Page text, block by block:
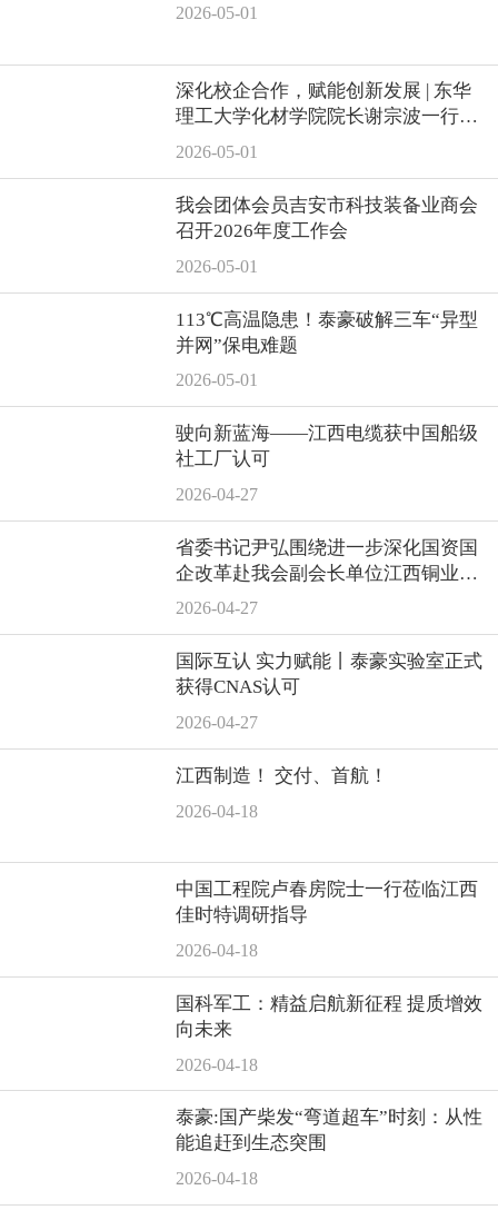
2026-05-01
深化校企合作，赋能创新发展 | 东华
理工大学化材学院院长谢宗波一行莅
临吉安鑫泰开展产学研对接调研
2026-05-01
我会团体会员吉安市科技装备业商会
召开2026年度工作会
2026-05-01
113℃高温隐患！泰豪破解三车“异型
并网”保电难题
2026-05-01
驶向新蓝海——江西电缆获中国船级
社工厂认可
2026-04-27
省委书记尹弘围绕进一步深化国资国
企改革赴我会副会长单位江西铜业集
团调研
2026-04-27
国际互认 实力赋能丨泰豪实验室正式
获得CNAS认可
2026-04-27
江西制造！ 交付、首航！
2026-04-18
中国工程院卢春房院士一行莅临江西
佳时特调研指导
2026-04-18
国科军工：精益启航新征程 提质增效
向未来
2026-04-18
泰豪:国产柴发“弯道超车”时刻：从性
能追赶到生态突围
2026-04-18